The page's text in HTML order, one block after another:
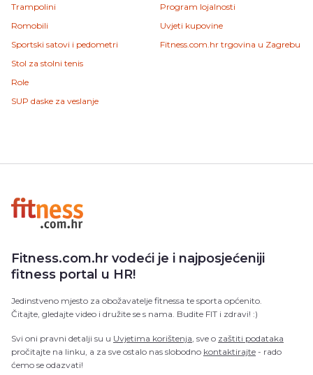
Trampolini
Romobili
Sportski satovi i pedometri
Stol za stolni tenis
Role
SUP daske za veslanje
Program lojalnosti
Uvjeti kupovine
Fitness.com.hr trgovina u Zagrebu
Fitness.com.hr vodeći je i najposjećeniji
fitness portal u HR!
Jedinstveno mjesto za obožavatelje fitnessa te sporta općenito.
Čitajte, gledajte video i družite se s nama. Budite FIT i zdravi! :)
Svi oni pravni detalji su u Uvjetima korištenja , sve o zaštiti podataka
pročitajte na linku, a za sve ostalo nas slobodno kontaktirajte - rado
ćemo se odazvati!